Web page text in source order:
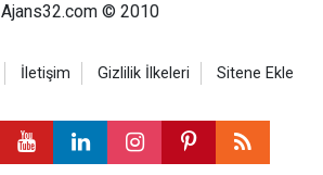
Ajans32.com © 2010
İletişim Gizlilik İlkeleri Sitene Ekle